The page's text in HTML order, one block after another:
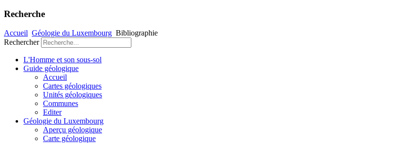
Recherche
Accueil Géologie du Luxembourg Bibliographie
Rechercher
L'Homme et son sous-sol
Guide géologique
Accueil
Cartes géologiques
Unités géologiques
Communes
Editer
Géologie du Luxembourg
Aperçu géologique
Carte géologique